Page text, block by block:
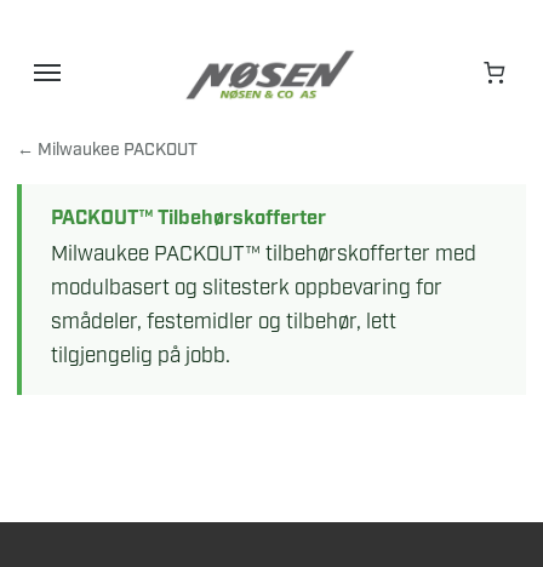
← Milwaukee PACKOUT
PACKOUT™ Tilbehørskofferter
Milwaukee PACKOUT™ tilbehørskofferter med
modulbasert og slitesterk oppbevaring for
smådeler, festemidler og tilbehør, lett
tilgjengelig på jobb.